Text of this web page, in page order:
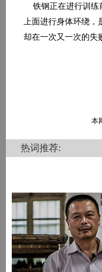
铁钢正在进行训练
上面进行身体环绕，
却在一次又一次的失
本